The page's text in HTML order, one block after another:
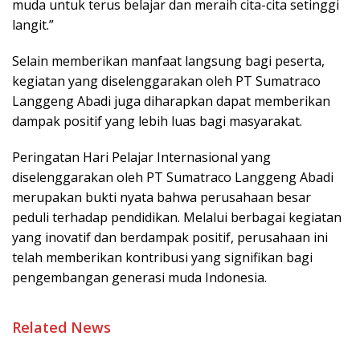
muda untuk terus belajar dan meraih cita-cita setinggi
langit.”
Selain memberikan manfaat langsung bagi peserta,
kegiatan yang diselenggarakan oleh PT Sumatraco
Langgeng Abadi juga diharapkan dapat memberikan
dampak positif yang lebih luas bagi masyarakat.
Peringatan Hari Pelajar Internasional yang
diselenggarakan oleh PT Sumatraco Langgeng Abadi
merupakan bukti nyata bahwa perusahaan besar
peduli terhadap pendidikan. Melalui berbagai kegiatan
yang inovatif dan berdampak positif, perusahaan ini
telah memberikan kontribusi yang signifikan bagi
pengembangan generasi muda Indonesia.
Related News